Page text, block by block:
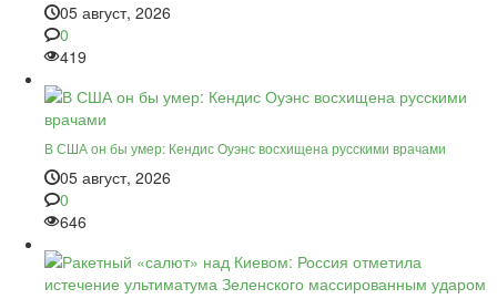
05 август, 2026
0
419
В США он бы умер: Кендис Оуэнс восхищена русскими врачами
05 август, 2026
0
646